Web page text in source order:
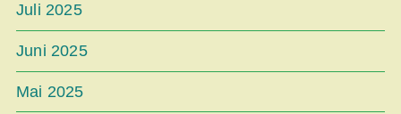
Juli 2025
Juni 2025
Mai 2025